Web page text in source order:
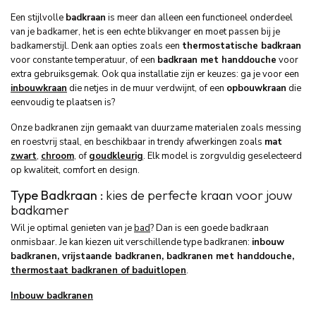
Een stijlvolle badkraan is meer dan alleen een functioneel onderdeel
van je badkamer, het is een echte blikvanger en moet passen bij je
badkamerstijl. Denk aan opties zoals een thermostatische badkraan
voor constante temperatuur, of een badkraan met handdouche voor
extra gebruiksgemak. Ook qua installatie zijn er keuzes: ga je voor een
inbouwkraan die netjes in de muur verdwijnt, of een opbouwkraan die
eenvoudig te plaatsen is?
Onze badkranen zijn gemaakt van duurzame materialen zoals messing
en roestvrij staal, en beschikbaar in trendy afwerkingen zoals mat
zwart, chroom, of goudkleurig. Elk model is zorgvuldig geselecteerd
op kwaliteit, comfort en design.
Type Badkraan : kies de perfecte kraan voor jouw
badkamer
Wil je optimal genieten van jebad? Dan is een goede badkraan
onmisbaar. Je kan kiezen uit verschillende type badkranen: inbouw
badkranen, vrijstaande badkranen, badkranen met handdouche,
thermostaat badkranen of baduitlopen.
Inbouw badkranen